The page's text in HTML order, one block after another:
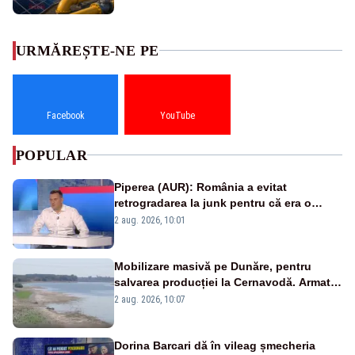
URMĂREȘTE-NE PE
Facebook YouTube
POPULAR
Piperea (AUR): România a evitat
retrogradarea la junk pentru că era o
catastrofă pentru bănci și fondurile de
2 aug. 2026, 10:01
Mobilizare masivă pe Dunăre, pentru
salvarea producției la Cernavodă. Armata
va detona o stâncă și va devia apa
2 aug. 2026, 10:07
Dorina Barcari dă în vileag șmecheria